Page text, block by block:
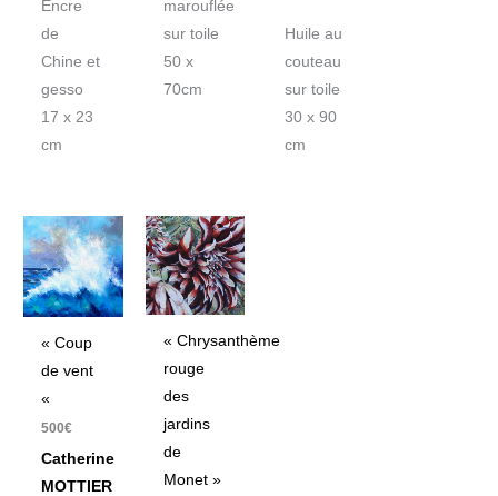
Encre
de
Chine et
gesso
17 x 23
cm
marouflée
sur toile
50 x
70cm
Huile au
couteau
sur toile
30 x 90
cm
« Coup
de vent
«
500€
Catherine
MOTTIER
« Chrysanthème
rouge
des
jardins
de
Monet »